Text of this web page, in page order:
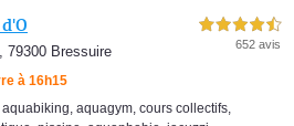
79300 Bressuire
à 16h15
4,5 étoiles sur 5
652 avis
aquabiking, aquagym, cours collectifs,